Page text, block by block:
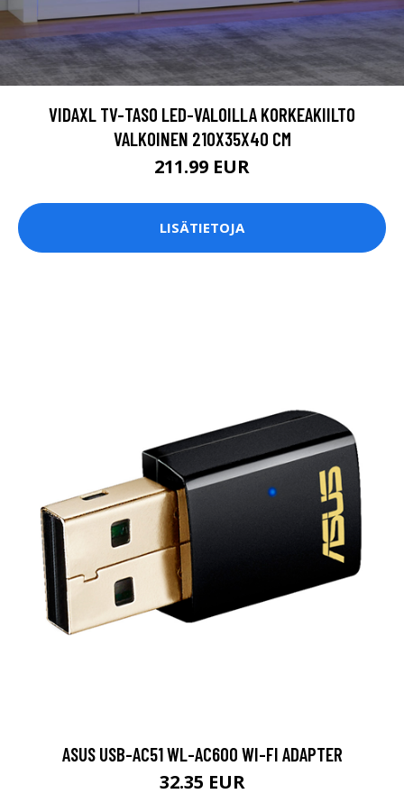
VIDAXL TV-TASO LED-VALOILLA KORKEAKIILTO
VALKOINEN 210X35X40 CM
211.99 EUR
LISÄTIETOJA
ASUS USB-AC51 WL-AC600 WI-FI ADAPTER
32.35 EUR